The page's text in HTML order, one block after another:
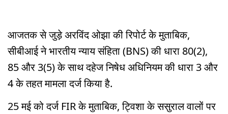
आजतक से जुड़े अरविंद ओझा की रिपोर्ट के मुताबिक,
सीबीआई ने भारतीय न्याय संहिता (BNS) की धारा 80(2),
85 और 3(5) के साथ दहेज निषेध अधिनियम की धारा 3 और
4 के तहत मामला दर्ज किया है.
25 मई को दर्ज FIR के मुताबिक, ट्विशा के ससुराल वालों पर